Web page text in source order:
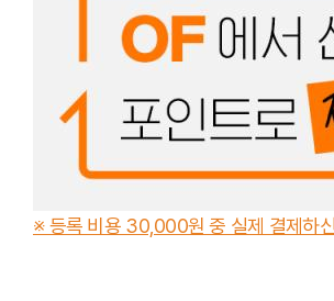
※ 등록 비용 30,000원 중 실제 결제하